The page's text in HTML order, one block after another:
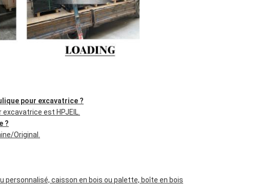
pour excavatrice ?
excavatrice est HPJEIL.
?
Original.
personnalisé, caisson en bois ou palette, boîte en bois